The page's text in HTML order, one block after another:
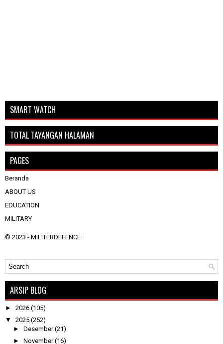
SMART WATCH
TOTAL TAYANGAN HALAMAN
PAGES
Beranda
ABOUT US
EDUCATION
MILITARY
© 2023 - MILITERDEFENCE
ARSIP BLOG
► 2026 (105)
▼ 2025 (252)
► Desember(21)
► November(16)